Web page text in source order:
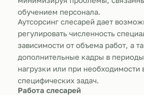
обучением персонала.
Аутсорсинг слесарей дает
регулировать численность
зависимости от объема работ, а
дополнительные кадры в
нагрузки или при необходимости
специфических задач.
Работа слесарей